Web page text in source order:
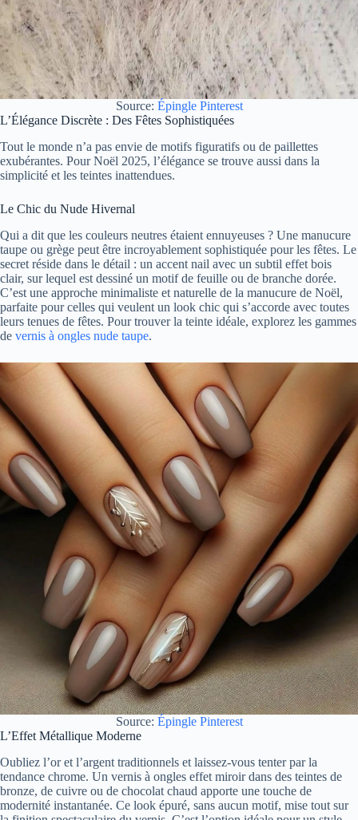
Source: Épingle Pinterest
L’Élégance Discrète : Des Fêtes Sophistiquées
Tout le monde n’a pas envie de motifs figuratifs ou de paillettes
exubérantes. Pour Noël 2025, l’élégance se trouve aussi dans la
simplicité et les teintes inattendues.
Le Chic du Nude Hivernal
Qui a dit que les couleurs neutres étaient ennuyeuses ? Une manucure
taupe ou grège peut être incroyablement sophistiquée pour les fêtes. Le
secret réside dans le détail : un accent nail avec un subtil effet bois
clair, sur lequel est dessiné un motif de feuille ou de branche dorée.
C’est une approche minimaliste et naturelle de la manucure de Noël,
parfaite pour celles qui veulent un look chic qui s’accorde avec toutes
leurs tenues de fêtes. Pour trouver la teinte idéale, explorez les gammes
de vernis à ongles nude taupe.
Source: Épingle Pinterest
L’Effet Métallique Moderne
Oubliez l’or et l’argent traditionnels et laissez-vous tenter par la
tendance chrome. Un vernis à ongles effet miroir dans des teintes de
bronze, de cuivre ou de chocolat chaud apporte une touche de
modernité instantanée. Ce look épuré, sans aucun motif, mise tout sur